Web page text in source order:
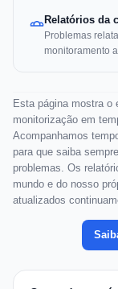
Relatórios da
Problemas
monitoramento
Esta página mostra o
monitorização em
Acompanhamos
para que saiba
problemas. Os
mundo e do nosso
atualizados